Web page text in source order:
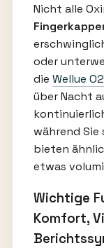
Nicht alle
oder
die Wellue
über Nacht
während Sie
bieten
etwas
Wichtige
Komfort,